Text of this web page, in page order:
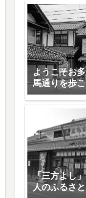
ようこそお
馬通りを歩
「三方よし
人のふるさ